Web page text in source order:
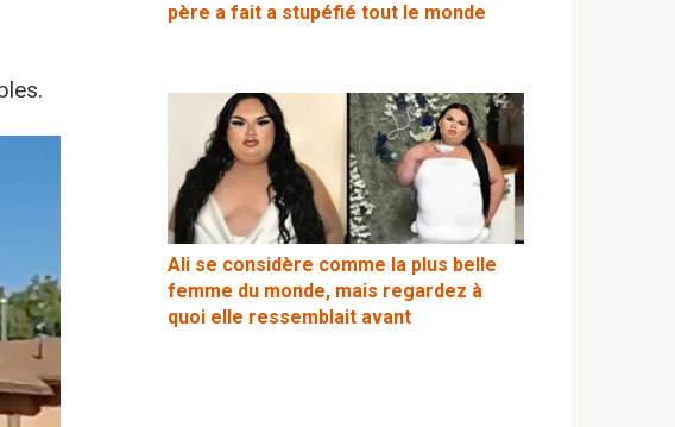
père a fait a stupéfié tout le monde
Ali se considère comme la plus belle
femme du monde, mais regardez à
quoi elle ressemblait avant